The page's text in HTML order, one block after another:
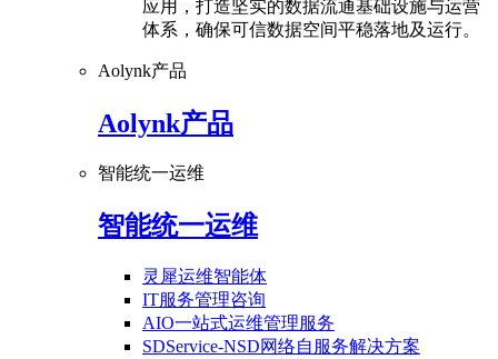
应用，打造坚实的数据流通基础设施与运营
体系，确保可信数据空间平稳落地及运行。
Aolynk产品
Aolynk产品
智能统一运维
智能统一运维
灵犀运维智能体
IT服务管理咨询
AIO一站式运维管理服务
SDService-NSD网络自服务解决方案